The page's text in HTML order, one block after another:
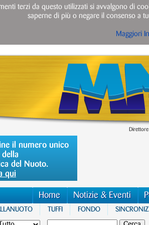
il numero unico
della
del Nuoto.
qui
Home Notizie & Eventi
TUFFI FONDO
terzi da questo utilizzati si avvalgono di
saperne di più o negare il consenso a
Maggiori